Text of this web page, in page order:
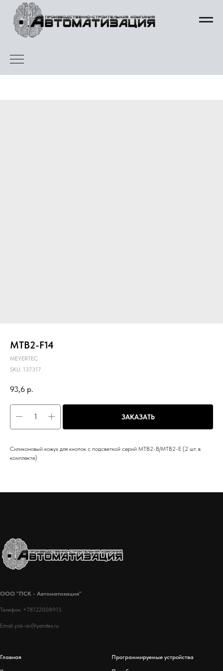
MTB2-F14
MEYERTEC
SKU: 137317
93,6 р.
ЗАКАЗАТЬ
Силиконовый кожух для кнопок с подсветкой серий MTB2-B/MTB2-E (2 шт. в
комплекте)
ООО "ПСК - Автоматизация"
Телефон: +78122008915
Email: psk-av@yandex.ru
Главная Программируемые устройства